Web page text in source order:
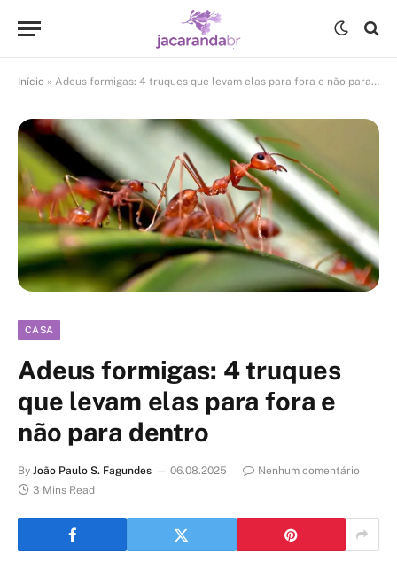
Início » Adeus formigas: 4 truques que levam elas para fora e não para dentro
CASA
Adeus formigas: 4 truques
que levam elas para fora e
não para dentro
By João Paulo S. Fagundes 06.08.2025
Nenhum comentário
3 Mins Read